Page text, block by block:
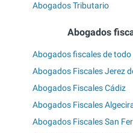
Abogados Tributario
Abogados
Abogados fiscales de todo
Abogados Fiscales Jerez
Abogados Fiscales Cádiz
Abogados Fiscales
Abogados Fiscales San